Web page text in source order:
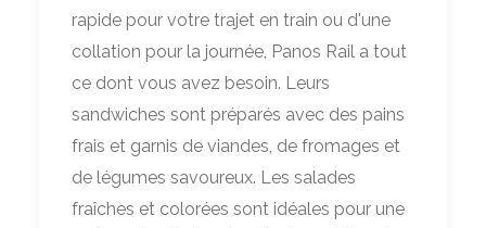
rapide pour votre trajet en train ou d'une
collation pour la journée, Panos Rail a tout
ce dont vous avez besoin. Leurs
sandwiches sont préparés avec des pains
frais et garnis de viandes, de fromages et
de légumes savoureux. Les salades
fraîches et colorées sont idéales pour une